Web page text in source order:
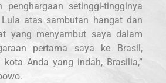
setinggi-tingginya
Lula atas sambutan hangat dan
yang menyambut saya dalam
pertama saya ke Brasil,
Anda yang indah, Brasilia,”